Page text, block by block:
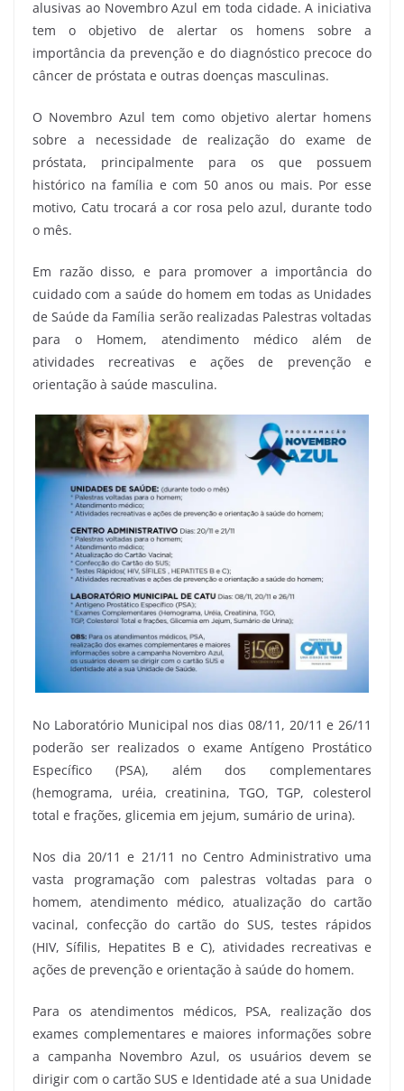
alusivas ao Novembro Azul em toda cidade. A iniciativa
tem o objetivo de alertar os homens sobre a
importância da prevenção e do diagnóstico precoce do
câncer de próstata e outras doenças masculinas.
O Novembro Azul tem como objetivo alertar homens
sobre a necessidade de realização do exame de
próstata, principalmente para os que possuem
histórico na família e com 50 anos ou mais. Por esse
motivo, Catu trocará a cor rosa pelo azul, durante todo
o mês.
Em razão disso, e para promover a importância do
cuidado com a saúde do homem em todas as Unidades
de Saúde da Família serão realizadas Palestras voltadas
para o Homem, atendimento médico além de
atividades recreativas e ações de prevenção e
orientação à saúde masculina.
No Laboratório Municipal nos dias 08/11, 20/11 e 26/11
poderão ser realizados o exame Antígeno Prostático
Específico (PSA), além dos complementares
(hemograma, uréia, creatinina, TGO, TGP, colesterol
total e frações, glicemia em jejum, sumário de urina).
Nos dia 20/11 e 21/11 no Centro Administrativo uma
vasta programação com palestras voltadas para o
homem, atendimento médico, atualização do cartão
vacinal, confecção do cartão do SUS, testes rápidos
(HIV, Sífilis, Hepatites B e C), atividades recreativas e
ações de prevenção e orientação à saúde do homem.
Para os atendimentos médicos, PSA, realização dos
exames complementares e maiores informações sobre
a campanha Novembro Azul, os usuários devem se
dirigir com o cartão SUS e Identidade até a sua Unidade